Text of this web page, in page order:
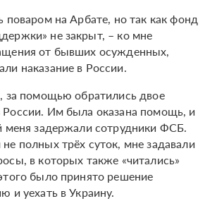
поваром на Арбате, но так как фонд
не закрыт, – ко мне
от бывших осужденных,
наказание в России.
за помощью обратились двое
Им была оказана помощь, и
меня задержали сотрудники ФСБ.
полных трёх суток, мне задавали
в которых также «читались»
было принято решение
и уехать в Украину.